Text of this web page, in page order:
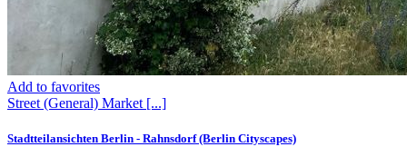
Add to favorites
Street (General) Market [...]
Stadtteilansichten Berlin - Rahnsdorf (Berlin Cityscapes)